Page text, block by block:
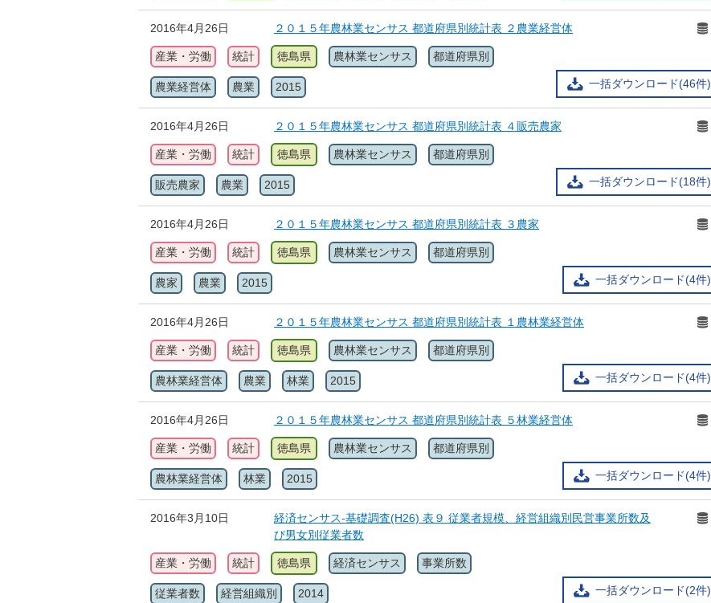
2016年4月26日 ２０１５年農林業センサス 都道府県別統計表 ２農業経営体
一括ダウンロード(46件)
産業・労働 統計 徳島県 農林業センサス 都道府県別
農業経営体 農業 2015
2016年4月26日 ２０１５年農林業センサス 都道府県別統計表 ４販売農家
一括ダウンロード(18件)
産業・労働 統計 徳島県 農林業センサス 都道府県別
販売農家 農業 2015
2016年4月26日 ２０１５年農林業センサス 都道府県別統計表 ３農家
一括ダウンロード(4件)
産業・労働 統計 徳島県 農林業センサス 都道府県別
農家 農業 2015
2016年4月26日 ２０１５年農林業センサス 都道府県別統計表 １農林業経営体
一括ダウンロード(4件)
産業・労働 統計 徳島県 農林業センサス 都道府県別
農林業経営体 農業 林業 2015
2016年4月26日 ２０１５年農林業センサス 都道府県別統計表 ５林業経営体
一括ダウンロード(4件)
産業・労働 統計 徳島県 農林業センサス 都道府県別
農林業経営体 林業 2015
2016年3月10日
経済センサス-基礎調査(H26) 表９ 従業者規模、経営組織別民営事業所数及
び男女別従業者数
一括ダウンロード(2件)
産業・労働 統計 徳島県 経済センサス 事業所数
従業者数 経営組織別 2014